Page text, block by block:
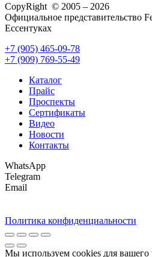
CopyRight © 2005 – 2026
Официальное представительство
Ессентуках
+7 (905) 465-09-78
+7 (909) 769-55-49
Каталог
Прайс
Проспекты
Сертификаты
Видео
Новости
Контакты
WhatsApp
Telegram
Email
Политика конфиденциальности
Мы используем cookies для вашего